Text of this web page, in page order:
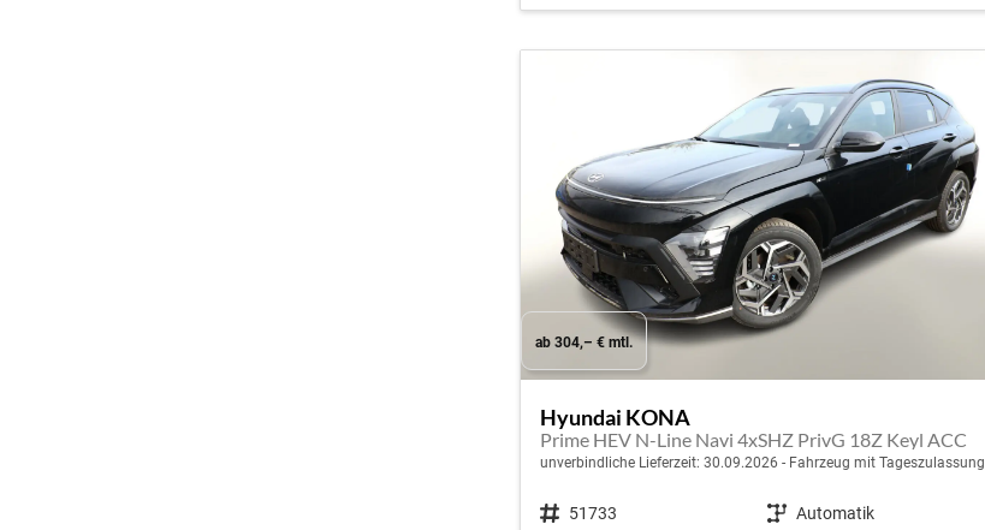
ab 304,– € mtl.
Hyundai KONA
Prime HEV N-Line Navi 4xSHZ PrivG 18Z Keyl ACC
unverbindliche Lieferzeit: 30.09.2026 Fahrzeug mit Tageszulassung
Fahrzeugnr. 51733 Getriebe Automatik